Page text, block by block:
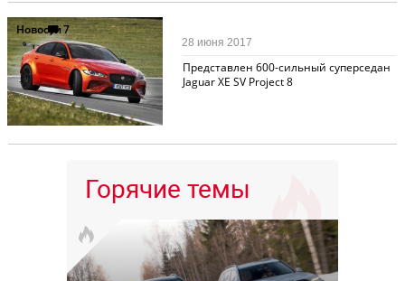
Новости7
Представлен 600-сильный суперседан
Jaguar XE SV Project 8
28 июня 2017
Горячие темы